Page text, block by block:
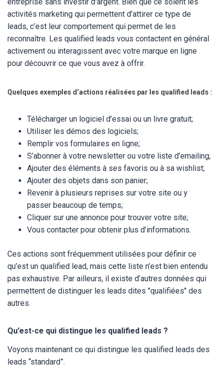
activités marketing qui permettent d’attirer ce type de
leads, c’est leur comportement qui permet de les
reconnaître. Les qualified leads vous contactent en général
activement ou interagissent avec votre marque en ligne
pour découvrir ce que vous avez à offrir.
Quelques exemples d’actions réalisées par les qualified leads :
Télécharger un logiciel d’essai ou un livre gratuit;
Utiliser les démos des logiciels;
Remplir vos formulaires en ligne;
S’abonner à votre newsletter ou votre liste d’emailing;
Ajouter des éléments à ses favoris ou à sa wishlist;
Ajouter des objets dans son panier;
Revenir à plusieurs reprises sur votre site ou y
passer beaucoup de temps;
Cliquer sur une annonce pour trouver votre site;
Vous contacter pour obtenir plus d’informations.
Ces actions sont fréquemment utilisées pour définir ce
qu’est un qualified lead, mais cette liste n’est bien entendu
pas exhaustive. Par ailleurs, il existe d’autres données qui
permettent de distinguer les leads dites "qualifiées" des
autres.
Qu’est-ce qui distingue les qualified leads ?
Voyons maintenant ce qui distingue les qualified leads des
leads “standard”.